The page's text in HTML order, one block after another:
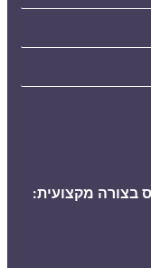
בצורה מקצועית: